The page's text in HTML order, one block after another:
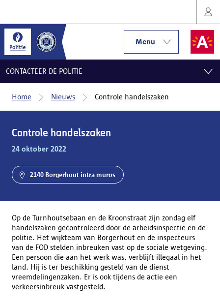
Menu
CONTACTEER DE POLITIE
Home Nieuws Controle handelszaken
Controle handelszaken
24 oktober 2022
2140 Borgerhout intra muros
Op de Turnhoutsebaan en de Kroonstraat zijn zondag elf
handelszaken gecontroleerd door de arbeidsinspectie en de
politie. Het wijkteam van Borgerhout en de inspecteurs
van de FOD stelden inbreuken vast op de sociale wetgeving.
Een persoon die aan het werk was, verblijft illegaal in het
land. Hij is ter beschikking gesteld van de dienst
vreemdelingenzaken. Er is ook tijdens de actie een
verkeersinbreuk vastgesteld.